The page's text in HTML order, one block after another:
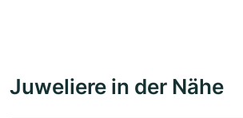
Juweliere in der Nähe